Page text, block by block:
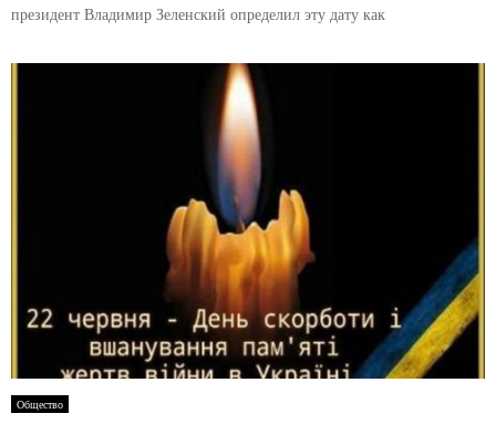
президент Владимир Зеленский определил эту дату как
Общество